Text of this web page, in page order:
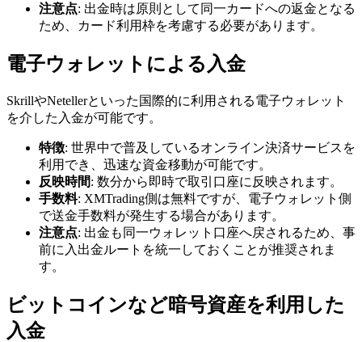
注意点: 出金時は原則として同一カードへの返金となる
ため、カード利用枠を考慮する必要があります。
電子ウォレットによる入金
SkrillやNetellerといった国際的に利用される電子ウォレット
を介した入金が可能です。
特徴: 世界中で普及しているオンライン決済サービスを
利用でき、迅速な資金移動が可能です。
反映時間: 数分から即時で取引口座に反映されます。
手数料: XMTrading側は無料ですが、電子ウォレット側
で送金手数料が発生する場合があります。
注意点: 出金も同一ウォレット口座へ戻されるため、事
前に入出金ルートを統一しておくことが推奨されま
す。
ビットコインなど暗号資産を利用した
入金